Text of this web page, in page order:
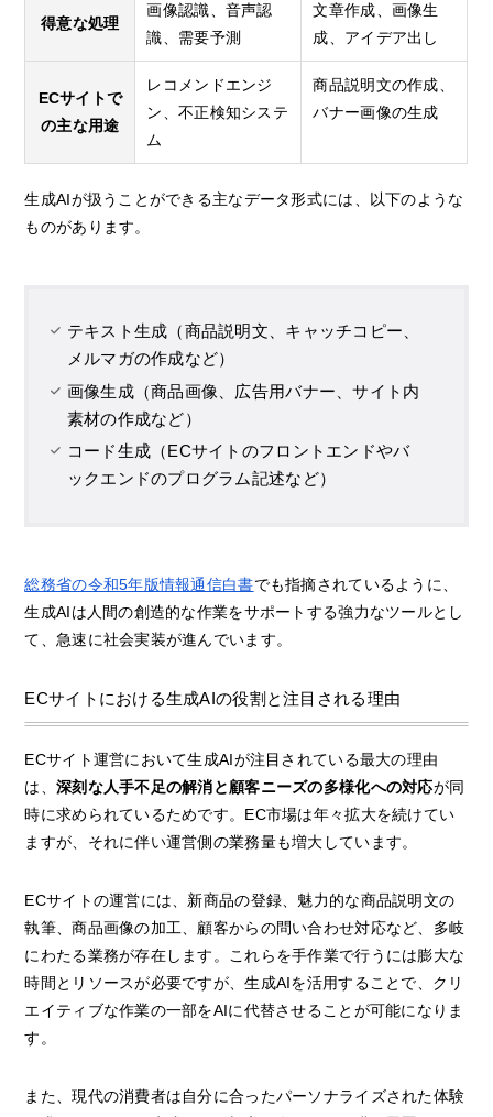
得意な処理
画像認識、音声認
識、需要予測
文章作成、画像生
成、アイデア出し
ECサイトで
の主な用途
レコメンドエンジ
ン、不正検知システ
ム
商品説明文の作成、
バナー画像の生成
生成AIが扱うことができる主なデータ形式には、以下のような
ものがあります。
テキスト生成（商品説明文、キャッチコピー、
メルマガの作成など）
画像生成（商品画像、広告用バナー、サイト内
素材の作成など）
コード生成（ECサイトのフロントエンドやバ
ックエンドのプログラム記述など）
総務省の令和5年版情報通信白書でも指摘されているように、
生成AIは人間の創造的な作業をサポートする強力なツールとし
て、急速に社会実装が進んでいます。
ECサイトにおける生成AIの役割と注目される理由
ECサイト運営において生成AIが注目されている最大の理由
は、 深刻な人手不足の解消と顧客ニーズの多様化への対応が同
時に求められているためです。EC市場は年々拡大を続けてい
ますが、それに伴い運営側の業務量も増大しています。
ECサイトの運営には、新商品の登録、魅力的な商品説明文の
執筆、商品画像の加工、顧客からの問い合わせ対応など、多岐
にわたる業務が存在します。これらを手作業で行うには膨大な
時間とリソースが必要ですが、生成AIを活用することで、クリ
エイティブな作業の一部をAIに代替させることが可能になりま
す。
また、現代の消費者は自分に合ったパーソナライズされた体験